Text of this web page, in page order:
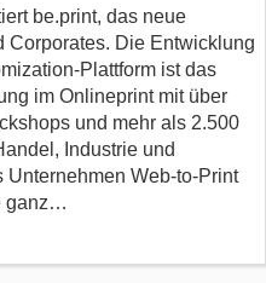
be.print, das neue
Corporates. Die Entwicklung
Plattform ist das
im Onlineprint mit über
und mehr als 2.500
Industrie und
Unternehmen Web-to-Print
ganz…